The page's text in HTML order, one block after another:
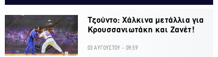
Τζούντο: Χάλκινα μετάλλια για
Κρουσσανιωτάκη και Ζανέτ!
03 ΑΥΓΟΥΣΤΟΥ - 09:59